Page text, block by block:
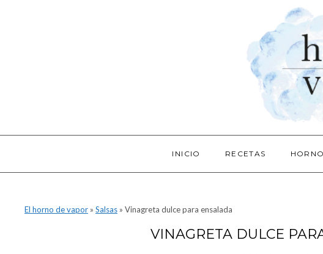
INICIO RECETAS
El horno de vapor » Salsas » Vinagreta dulce para ensalada
VINAGRETA DULCE